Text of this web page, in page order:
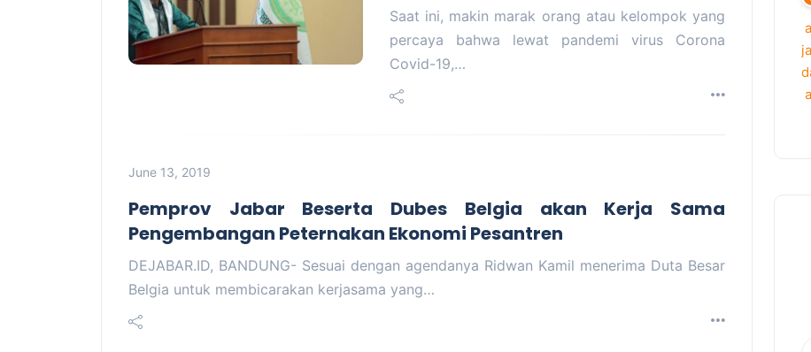
Saat ini, makin marak orang atau kelompok yang
percaya bahwa lewat pandemi virus Corona
Covid-19,…
June 13, 2019
Pemprov Jabar Beserta Dubes Belgia akan Kerja Sama
Pengembangan Peternakan Ekonomi Pesantren
DEJABAR.ID, BANDUNG- Sesuai dengan agendanya Ridwan Kamil menerima Duta Besar
Belgia untuk membicarakan kerjasama yang…